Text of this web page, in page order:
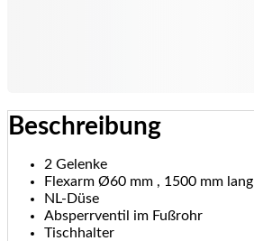
Beschreibung
2 Gelenke
Flexarm Ø60 mm , 1500 mm lang
NL-Düse
Absperrventil im Fußrohr
Tischhalter